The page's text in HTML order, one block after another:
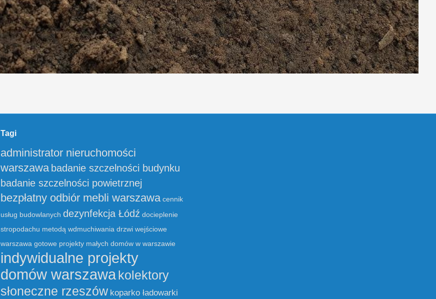
Tagi
administrator nieruchomości
warszawa badanie szczelności budynku
badanie szczelności powietrznej
bezpłatny odbiór mebli warszawa cennik
usług budowlanych dezynfekcja Łódź docieplenie
stropodachu metodą wdmuchiwania drzwi wejściowe
warszawa gotowe projekty małych domów w warszawie
indywidualne projekty
domów warszawakolektory
słoneczne rzeszów koparko ładowarki